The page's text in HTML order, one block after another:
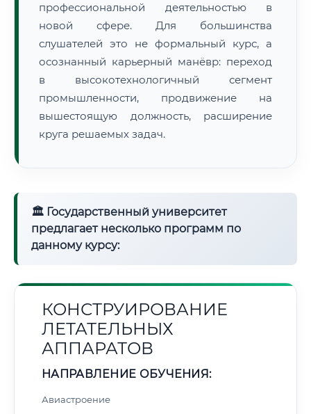
профессиональной деятельностью в
новой сфере. Для большинства
слушателей это не формальный курс, а
осознанный карьерный манёвр: переход
в высокотехнологичный сегмент
промышленности, продвижение на
вышестоящую должность, расширение
круга решаемых задач.
🏛 Государственный университет
предлагает несколько программ по
данному курсу:
КОНСТРУИРОВАНИЕ
ЛЕТАТЕЛЬНЫХ
АППАРАТОВ
НАПРАВЛЕНИЕ ОБУЧЕНИЯ:
Авиастроение